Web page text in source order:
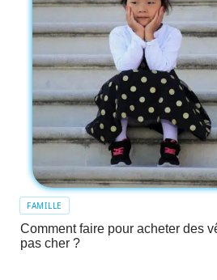
FAMILLE
Comment faire pour acheter des
pas cher ?